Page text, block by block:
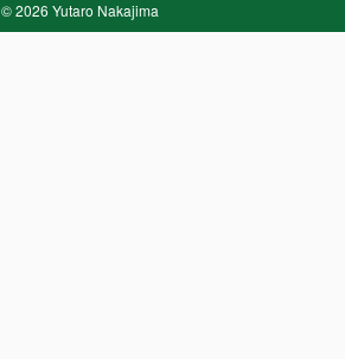
© 2026 Yutaro Nakajima